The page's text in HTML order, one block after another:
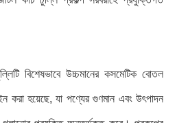
বিশেষভাবে উচ্চমানের কসমেটিক বোতল
করা হয়েছে, যা পণ্যের গুণমান এবং উৎপাদন